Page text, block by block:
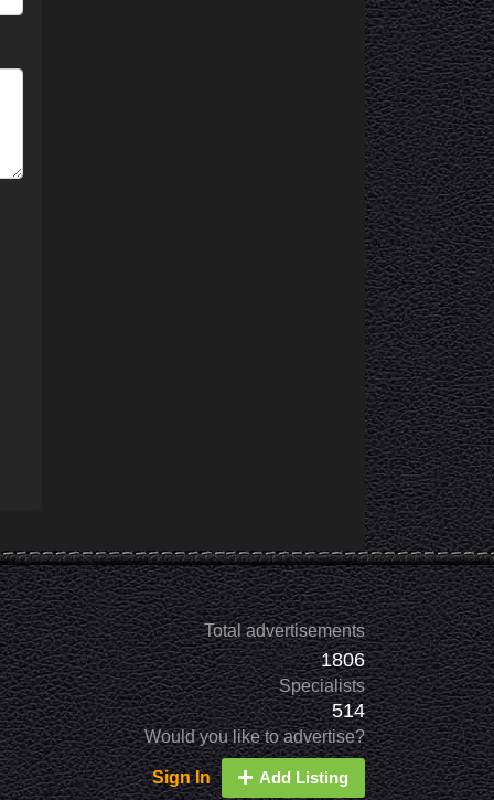
Total advertisements
1806
Specialists
514
Would you like to advertise?
Sign In Add Listing